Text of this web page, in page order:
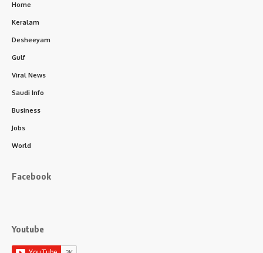
Home
Keralam
Desheeyam
Gulf
Viral News
Saudi Info
Business
Jobs
World
Facebook
Youtube